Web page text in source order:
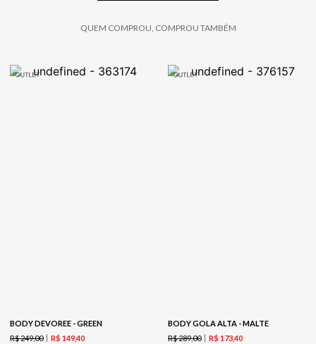
QUEM COMPROU, COMPROU TAMBÉM
BODY DEVOREE - GREEN
R$249,00 R$ 14940
BODY GOLA ALTA - MALTE
R$289,00 R$ 17340